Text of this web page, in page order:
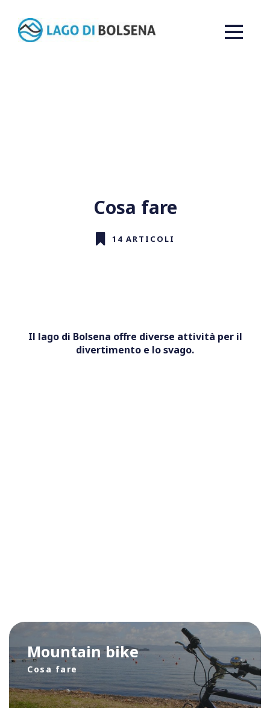
Cosa fare
14 ARTICOLI
Il lago di Bolsena offre diverse attività per il
divertimento e lo svago.
Mountain bike
Cosa fare